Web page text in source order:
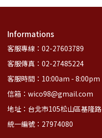
Informations
客服專線：02-27603789
客服傳真：02-27485224
客服時間：10:00am - 8:00pm
信箱：wico98@gmail.com
地址：台北市105松山區基隆
統一編號：27974080